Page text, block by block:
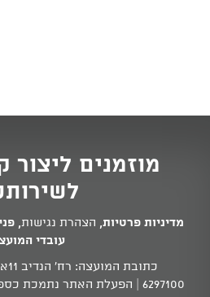
מוזמנים ליצור
מדיניות פרטיות, הצהרת נגישות,
עובדי
כתובת המועצה: רח' הנדיב 11א זכרון יעקב טל.
6297100 | הפעלת האתר נתמכת